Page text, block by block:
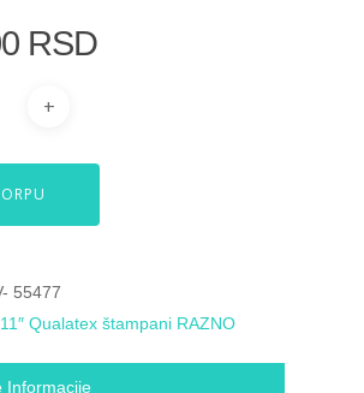
RSD
55477
11″ Qualatex štampani RAZNO
Informacije